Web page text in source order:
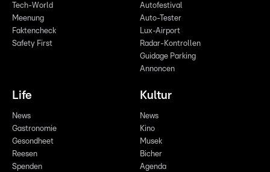
Tech-World
Meenung
Faktencheck
Safety First
Autofestival
Auto-Tester
Lux-Airport
Radar-Kontrollen
Guidage Parking
Annoncen
Life
News
Gastronomie
Gesondheet
Reesen
Spenden
Kultur
News
Kino
Musek
Bicher
Agenda